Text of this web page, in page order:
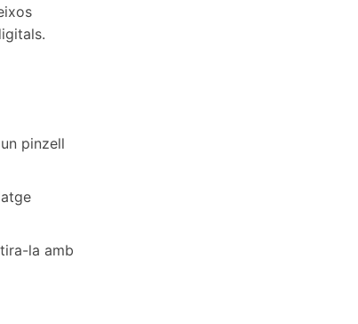
pinzell
la amb